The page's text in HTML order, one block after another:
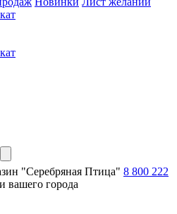
"Серебряная Птица" 8 800 222
вашего города